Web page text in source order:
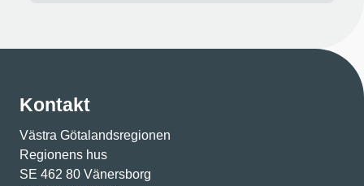
Kontakt
Västra Götalandsregionen
Regionens hus
SE 462 80 Vänersborg